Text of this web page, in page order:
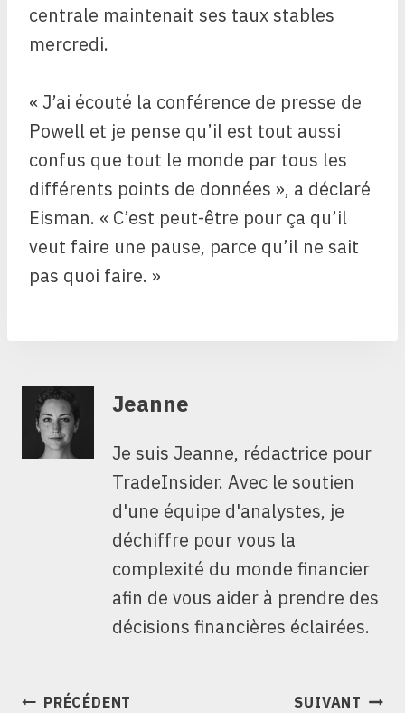
centrale maintenait ses taux stables
mercredi.
« J’ai écouté la conférence de presse de
Powell et je pense qu’il est tout aussi
confus que tout le monde par tous les
différents points de données », a déclaré
Eisman. « C’est peut-être pour ça qu’il
veut faire une pause, parce qu’il ne sait
pas quoi faire. »
Jeanne
Je suis Jeanne, rédactrice pour
TradeInsider. Avec le soutien
d'une équipe d'analystes, je
déchiffre pour vous la
complexité du monde financier
afin de vous aider à prendre des
décisions financières éclairées.
NAVIGATION
PRÉCÉDENT SUIVANT